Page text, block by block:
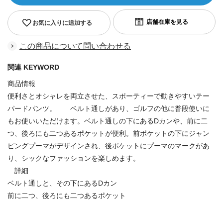
お気に入りに追加する
この商品について問い合わせる
関連 KEYWORD
商品情報
便利さとオシャレを両立させた、スポーティーで動きやすいテー
パードパンツ。 ベルト通しがあり、ゴルフの他に普段使いに
もお使いいただけます。ベルト通しの下にあるDカンや、前に二
つ、後ろにも二つあるポケットが便利。前ポケットの下にジャン
ピングプーマがデザインされ、後ポケットにプーマのマークがあ
り、シックなファッションを楽しめます。
詳細
ベルト通しと、その下にあるDカン
前に二つ、後ろにも二つあるポケット